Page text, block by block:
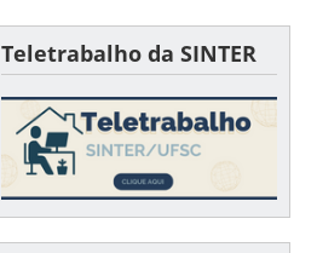
Teletrabalho da SINTER